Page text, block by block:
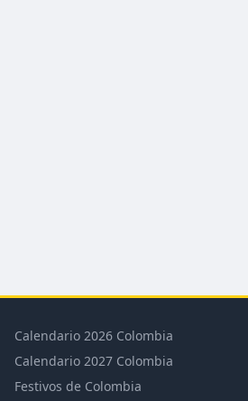
Calendario 2026 Colombia
Calendario 2027 Colombia
Festivos de Colombia